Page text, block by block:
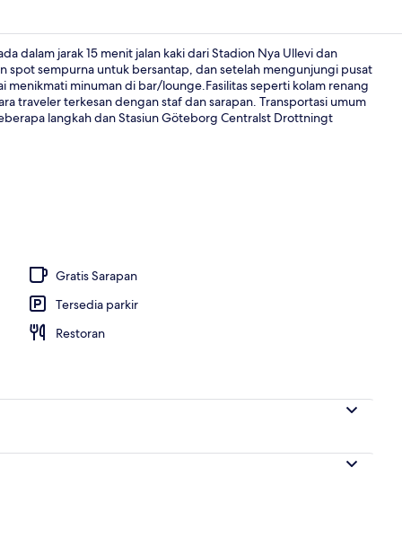
Interior
dalam jarak 15 menit jalan kaki dari Stadion Nya Ullevi dan
sempurna untuk bersantap, dan setelah mengunjungi pusat
minuman di bar/lounge.Fasilitas seperti kolam renang
traveler terkesan dengan staf dan sarapan. Transportasi umum
langkah dan Stasiun Göteborg Centralst Drottningt
Gratis Sarapan
Tersedia parkir
Restoran